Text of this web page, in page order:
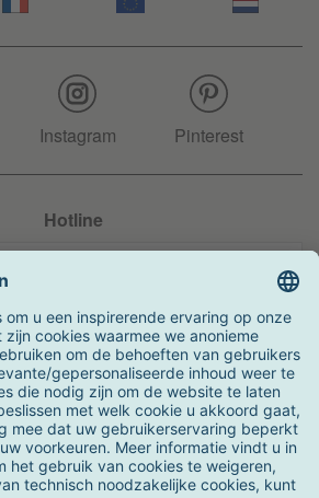
Instagram Pinterest
Hotline
Zo kunt u betalen
Verzending